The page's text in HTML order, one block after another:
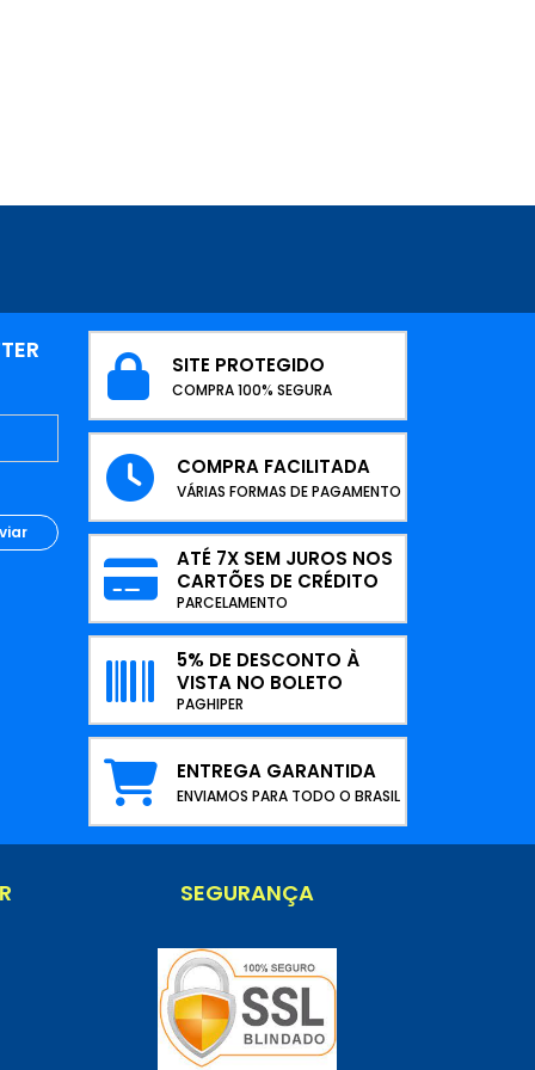
SITE PROTEGIDO
COMPRA 100% SEGURA
COMPRA FACILITADA
VÁRIAS FORMAS DE PAGAMENTO
ATÉ 7X SEM JUROS NOS
CARTÕES DE CRÉDITO
PARCELAMENTO
5% DE DESCONTO À
VISTA NO BOLETO
PAGHIPER
ENTREGA GARANTIDA
ENVIAMOS PARA TODO O BRASIL
SEGURANÇA